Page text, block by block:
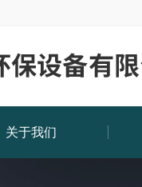
关于我们